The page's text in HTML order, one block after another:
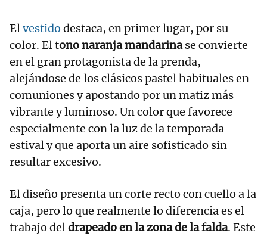
Elvestido destaca, en primer lugar, por su
color. El tono naranja mandarinase convierte
en el gran protagonista de la prenda,
alejándose de los clásicos pastel habituales en
comuniones y apostando por un matiz más
vibrante y luminoso. Un color que favorece
especialmente con la luz de la temporada
estival y que aporta un aire sofisticado sin
resultar excesivo.
El diseño presenta un corte recto con cuello a la
caja, pero lo que realmente lo diferencia es el
trabajo deldrapeado en la zona de la falda. Este